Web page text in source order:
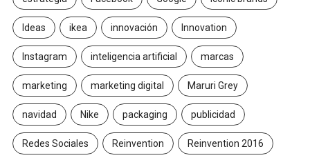
Ideas ikea innovación Innovation
Instagram inteligencia artificial marcas
marketing marketing digital Maruri Grey
navidad Nike packaging publicidad
Redes Sociales Reinvention Reinvention 2016